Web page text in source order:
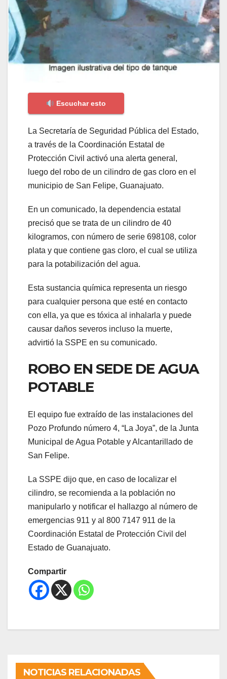
Escuchar esto
La Secretaría de Seguridad Pública del Estado,
a través de la Coordinación Estatal de
Protección Civil activó una alerta general,
luego del robo de un cilindro de gas cloro en el
municipio de San Felipe, Guanajuato.
En un comunicado, la dependencia estatal
precisó que se trata de un cilindro de 40
kilogramos, con número de serie 698108, color
plata y que contiene gas cloro, el cual se utiliza
para la potabilización del agua.
Esta sustancia química representa un riesgo
para cualquier persona que esté en contacto
con ella, ya que es tóxica al inhalarla y puede
causar daños severos incluso la muerte,
advirtió la SSPE en su comunicado.
ROBO EN SEDE DE AGUA
POTABLE
El equipo fue extraído de las instalaciones del
Pozo Profundo número 4, “La Joya”, de la Junta
Municipal de Agua Potable y Alcantarillado de
San Felipe.
La SSPE dijo que, en caso de localizar el
cilindro, se recomienda a la población no
manipularlo y notificar el hallazgo al número de
emergencias 911 y al 800 7147 911 de la
Coordinación Estatal de Protección Civil del
Estado de Guanajuato.
Compartir
NOTICIAS RELACIONADAS